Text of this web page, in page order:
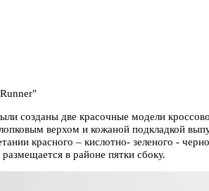
созданы две красочные модели
верхом и кожаной подкладкой
красного – кислотно- зеленого -
в районе пятки сбоку.